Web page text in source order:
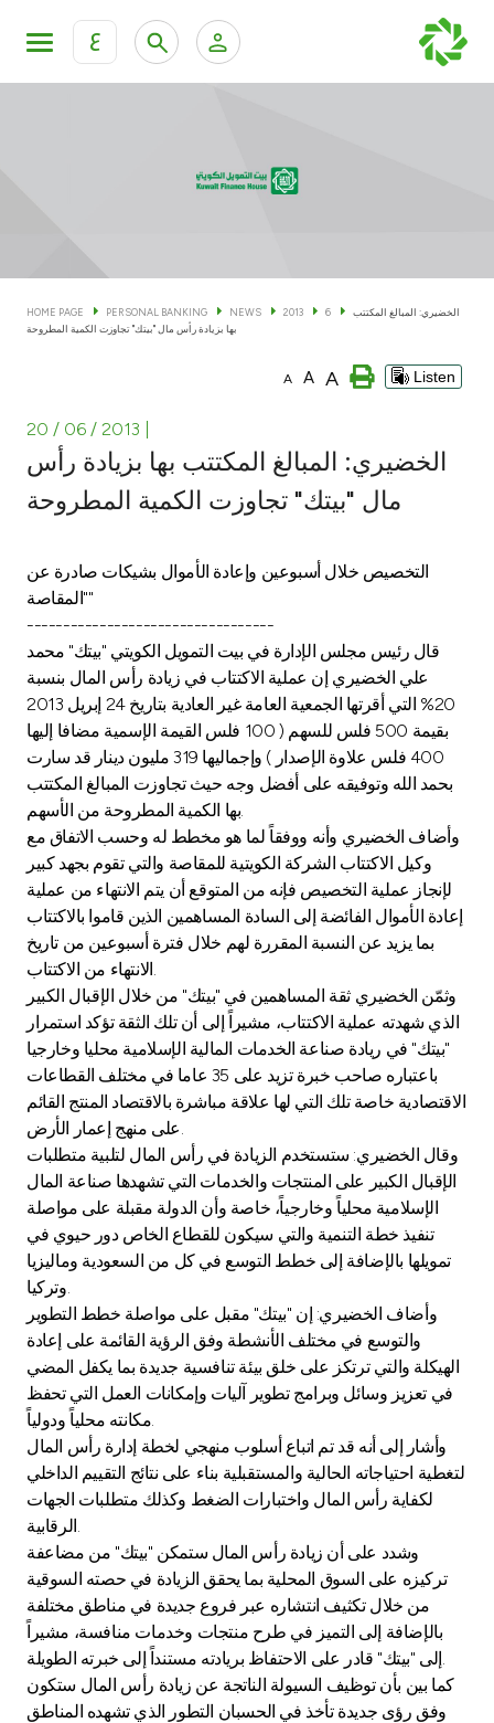
ع
KFH Online Corporate Banking Services
Cards
Banking Tiers
Investment
Tools & Services
After Sales Services
Contact us
Branch & ATM locator
Germany
Malaysia
Turkey
Egypt
UK
Kingdom of Bahrain
HOME PAGE PERSONAL BANKING NEWS 2013 6
الخضيري: المبالغ المكتتب
بها بزيادة رأس مال "بيتك" تجاوزت الكمية المطروحة
A A A Listen
20 / 06 / 2013
الخضيري: المبالغ المكتتب بها بزيادة رأس
مال "بيتك" تجاوزت الكمية المطروحة
التخصيص خلال أسبوعين وإعادة الأموال بشيكات صادرة عن
"المقاصة"
----------------------------------
قال رئيس مجلس الإدارة في بيت التمويل الكويتي "بيتك" محمد
علي الخضيري إن عملية الاكتتاب في زيادة رأس المال بنسبة
20% التي أقرتها الجمعية العامة غير العادية بتاريخ 24 إبريل 2013
بقيمة 500 فلس للسهم ( 100 فلس القيمة الإسمية مضافا إليها
400 فلس علاوة الإصدار ) وإجماليها 319 مليون دينار قد سارت
بحمد الله وتوفيقه على أفضل وجه حيث تجاوزت المبالغ المكتتب
بها الكمية المطروحة من الأسهم.
وأضاف الخضيري وأنه ووفقاً لما هو مخطط له وحسب الاتفاق مع
وكيل الاكتتاب الشركة الكويتية للمقاصة والتي تقوم بجهد كبير
لإنجاز عملية التخصيص فإنه من المتوقع أن يتم الانتهاء من عملية
إعادة الأموال الفائضة إلى السادة المساهمين الذين قاموا بالاكتتاب
بما يزيد عن النسبة المقررة لهم خلال فترة أسبوعين من تاريخ
الانتهاء من الاكتتاب.
وثمّن الخضيري ثقة المساهمين في "بيتك" من خلال الإقبال الكبير
الذي شهدته عملية الاكتتاب، مشيراً إلى أن تلك الثقة تؤكد استمرار
"بيتك" في ريادة صناعة الخدمات المالية الإسلامية محليا وخارجيا
باعتباره صاحب خبرة تزيد على 35 عاما في مختلف القطاعات
الاقتصادية خاصة تلك التي لها علاقة مباشرة بالاقتصاد المنتج القائم
على منهج إعمار الأرض.
وقال الخضيري: ستستخدم الزيادة في رأس المال لتلبية متطلبات
الإقبال الكبير على المنتجات والخدمات التي تشهدها صناعة المال
الإسلامية محلياً وخارجياً، خاصة وأن الدولة مقبلة على مواصلة
تنفيذ خطة التنمية والتي سيكون للقطاع الخاص دور حيوي في
تمويلها بالإضافة إلى خطط التوسع في كل من السعودية وماليزيا
وتركيا.
وأضاف الخضيري: إن "بيتك" مقبل على مواصلة خطط التطوير
والتوسع في مختلف الأنشطة وفق الرؤية القائمة على إعادة
الهيكلة والتي ترتكز على خلق بيئة تنافسية جديدة بما يكفل المضي
في تعزيز وسائل وبرامج تطوير آليات وإمكانات العمل التي تحفظ
مكانته محلياً ودولياً.
وأشار إلى أنه قد تم اتباع أسلوب منهجي لخطة إدارة رأس المال
لتغطية احتياجاته الحالية والمستقبلية بناء على نتائج التقييم الداخلي
لكفاية رأس المال واختبارات الضغط وكذلك متطلبات الجهات
الرقابية.
وشدد على أن زيادة رأس المال ستمكن "بيتك" من مضاعفة
تركيزه على السوق المحلية بما يحقق الزيادة في حصته السوقية
من خلال تكثيف انتشاره عبر فروع جديدة في مناطق مختلفة
بالإضافة إلى التميز في طرح منتجات وخدمات منافسة، مشيراً
إلى "بيتك" قادر على الاحتفاظ بريادته مستنداً إلى خبرته الطويلة.
كما بين بأن توظيف السيولة الناتجة عن زيادة رأس المال ستكون
وفق رؤى جديدة تأخذ في الحسبان التطور الذي تشهده المناطق